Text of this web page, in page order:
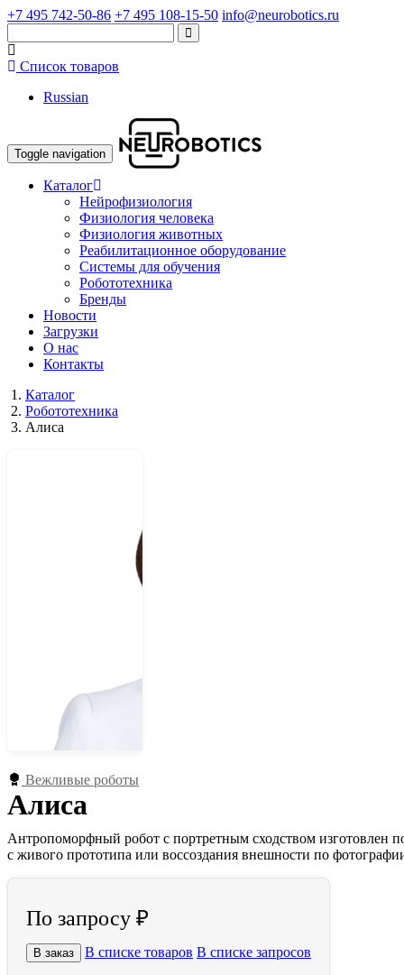
+7 495 742-50-86 +7 495 108-15-50 info@neurobotics.ru
Список товаров
Russian
Toggle navigation
Каталог
Нейрофизиология
Физиология человека
Физиология животных
Реабилитационное оборудование
Системы для обучения
Робототехника
Бренды
Новости
Загрузки
О нас
Контакты
Каталог
Робототехника
Алиса
Вежливые роботы
Алиса
Антропоморфный робот с портретным сходством изготовлен
с живого прототипа или воссоздания внешности по
По запросу ₽
В заказ В списке товаров В списке запросов